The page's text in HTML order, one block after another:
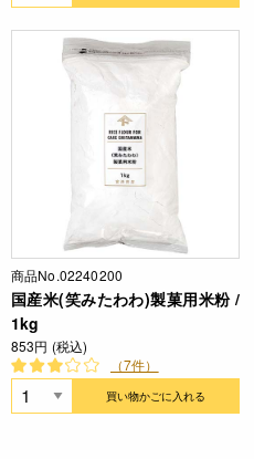
商品No.02240200
国産米(笑みたわわ)製菓用米粉 /
1kg
853円 (税込)
（7件）
買い物かごに入れる